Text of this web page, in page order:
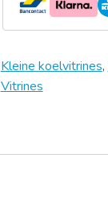
Kleine koelvitrines,
Vitrines